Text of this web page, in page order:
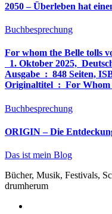
2050 – Überleben hat
Buchbesprechung
For whom the Belle tolls
1. Oktober 2025,
Ausgabe ‏ : ‎ 848 Seiten, ISBN-13 ‏ : ‎ 978-3764533694,
Originaltitel ‏ :
Buchbesprechung
ORIGIN – Die
Das ist mein Blog
Bücher, Musik, Festivals,
drumherum